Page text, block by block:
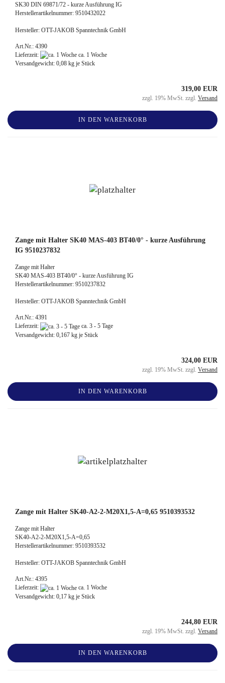
SK30 DIN 69871/72 - kurze Ausführung IG
Herstellerartikelnummer: 9510432022
Hersteller: OTT-JAKOB Spanntechnik GmbH
Art.Nr.: 4390
Lieferzeit:
ca. 1 Woche
Versandgewicht: 0,08 kg je Stück
319,00 EUR
zzgl. 19% MwSt. zzgl. Versand
IN DEN WARENKORB
Zange mit Halter SK40 MAS-403 BT40/0° - kurze Ausführung
IG 9510237832
Zange mit Halter
SK40 MAS-403 BT40/0° - kurze Ausführung IG
Herstellerartikelnummer: 9510237832
Hersteller: OTT-JAKOB Spanntechnik GmbH
Art.Nr.: 4391
Lieferzeit:
ca. 3 - 5 Tage
Versandgewicht: 0,167 kg je Stück
324,00 EUR
zzgl. 19% MwSt. zzgl. Versand
IN DEN WARENKORB
Zange mit Halter SK40-A2-2-M20X1,5-A=0,65 9510393532
Zange mit Halter
SK40-A2-2-M20X1,5-A=0,65
Herstellerartikelnummer: 9510393532
Hersteller: OTT-JAKOB Spanntechnik GmbH
Art.Nr.: 4395
Lieferzeit:
ca. 1 Woche
Versandgewicht: 0,17 kg je Stück
244,80 EUR
zzgl. 19% MwSt. zzgl. Versand
IN DEN WARENKORB